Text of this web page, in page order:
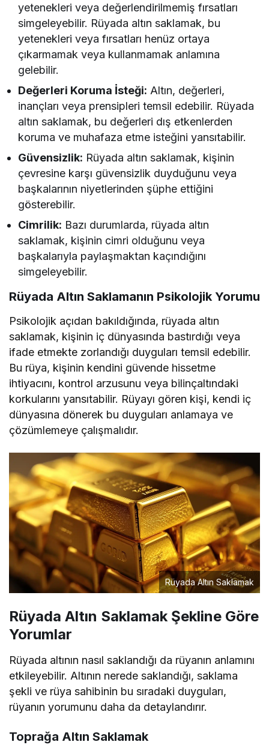
yetenekleri veya değerlendirilmemiş fırsatları
simgeleyebilir. Rüyada altın saklamak, bu
yetenekleri veya fırsatları henüz ortaya
çıkarmamak veya kullanmamak anlamına
gelebilir.
Değerleri Koruma İsteği: Altın, değerleri,
inançları veya prensipleri temsil edebilir. Rüyada
altın saklamak, bu değerleri dış etkenlerden
koruma ve muhafaza etme isteğini yansıtabilir.
Güvensizlik: Rüyada altın saklamak, kişinin
çevresine karşı güvensizlik duyduğunu veya
başkalarının niyetlerinden şüphe ettiğini
gösterebilir.
Cimrilik: Bazı durumlarda, rüyada altın
saklamak, kişinin cimri olduğunu veya
başkalarıyla paylaşmaktan kaçındığını
simgeleyebilir.
Rüyada Altın Saklamanın Psikolojik Yorumu
Psikolojik açıdan bakıldığında, rüyada altın
saklamak, kişinin iç dünyasında bastırdığı veya
ifade etmekte zorlandığı duyguları temsil edebilir.
Bu rüya, kişinin kendini güvende hissetme
ihtiyacını, kontrol arzusunu veya bilinçaltındaki
korkularını yansıtabilir. Rüyayı gören kişi, kendi iç
dünyasına dönerek bu duyguları anlamaya ve
çözümlemeye çalışmalıdır.
Rüyada Altın Saklamak
Rüyada Altın Saklamak Şekline Göre
Yorumlar
Rüyada altının nasıl saklandığı da rüyanın anlamını
etkileyebilir. Altının nerede saklandığı, saklama
şekli ve rüya sahibinin bu sıradaki duyguları,
rüyanın yorumunu daha da detaylandırır.
Toprağa Altın Saklamak